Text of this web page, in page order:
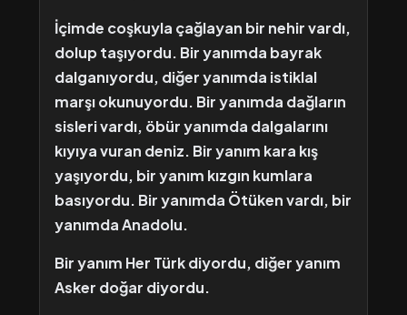
İçimde coşkuyla çağlayan bir nehir vardı,
dolup taşıyordu. Bir yanımda bayrak
dalganıyordu, diğer yanımda istiklal
marşı okunuyordu. Bir yanımda dağların
sisleri vardı, öbür yanımda dalgalarını
kıyıya vuran deniz. Bir yanım kara kış
yaşıyordu, bir yanım kızgın kumlara
basıyordu. Bir yanımda Ötüken vardı, bir
yanımda Anadolu.
Bir yanım Her Türk diyordu, diğer yanım
Asker doğar diyordu.